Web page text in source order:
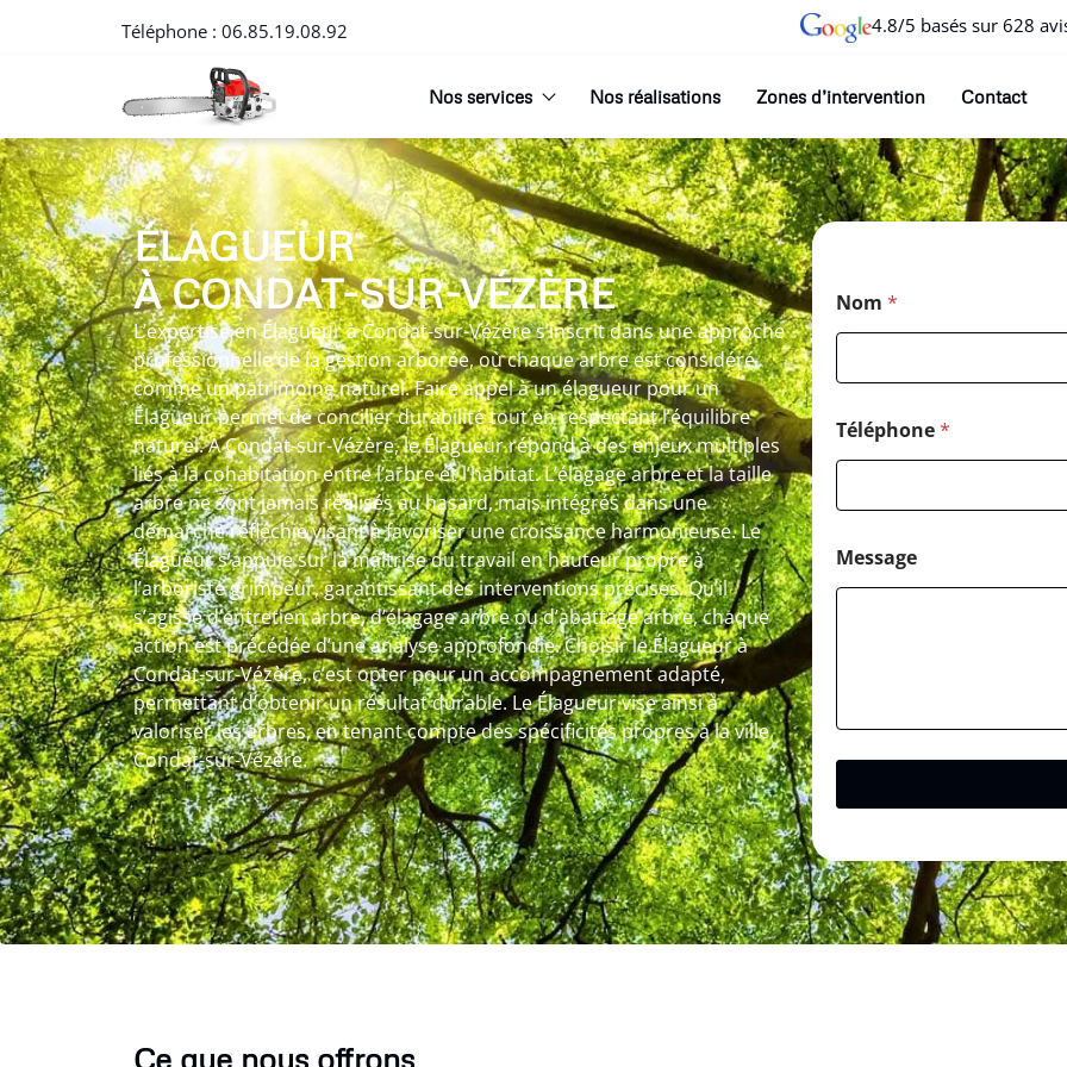
Téléphone : 06.85.19.08.92 4.8/5 basés sur 628
Nos services Nos réalisations Zones d’intervention Contact
ÉLAGUEUR
À CONDAT-SUR-VÉZÈRE
L’expertise en Élagueur à Condat-sur-Vézère s’inscrit dans une approche
professionnelle de la gestion arborée, où chaque arbre est considéré
comme un patrimoine naturel. Faire appel à un élagueur pour un
Élagueur permet de concilier durabilité tout en respectant l’équilibre
naturel. A Condat-sur-Vézère, le Élagueur répond à des enjeux multiples
liés à la cohabitation entre l’arbre et l’habitat. L’élagage arbre et la taille
arbre ne sont jamais réalisés au hasard, mais intégrés dans une
démarche réfléchie visant à favoriser une croissance harmonieuse. Le
Élagueur s’appuie sur la maîtrise du travail en hauteur propre à
l’arboriste grimpeur, garantissant des interventions précises. Qu’il
s’agisse d’entretien arbre, d’élagage arbre ou d’abattage arbre, chaque
action est précédée d’une analyse approfondie. Choisir le Élagueur à
Condat-sur-Vézère, c’est opter pour un accompagnement adapté,
permettant d’obtenir un résultat durable. Le Élagueur vise ainsi à
valoriser les arbres, en tenant compte des spécificités propres à la ville
Condat-sur-Vézère.
Nom *
Téléphone*
Message
Ce que nous offrons